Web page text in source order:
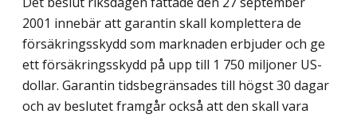
2001 innebär att garantin skall komplettera de
försäkringsskydd som marknaden erbjuder och ge
ett försäkringsskydd på upp till 1 750 miljoner US-
dollar. Garantin tidsbegränsades till högst 30 dagar
och av beslutet framgår också att den skall vara